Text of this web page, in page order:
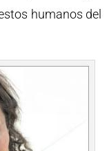
humanos del